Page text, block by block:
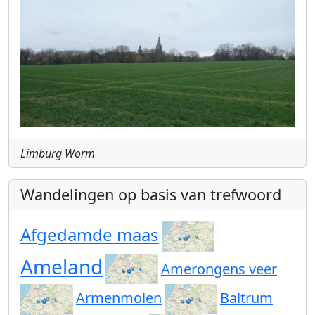
Limburg Worm
Wandelingen op basis van trefwoord
Afgedamde maas
Ameland
Amerongens veer
Armenmolen
Baltrum